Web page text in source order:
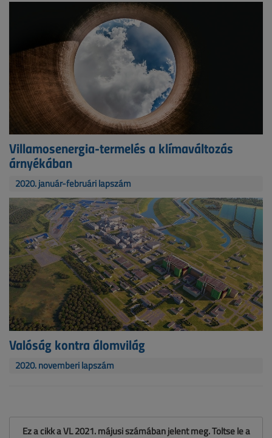
Villamosenergia-termelés a klímaváltozás
árnyékában
2020. január-februári lapszám
Valóság kontra álomvilág
2020. novemberi lapszám
Ez a cikk a VL 2021. májusi számában jelent meg. Töltse le a